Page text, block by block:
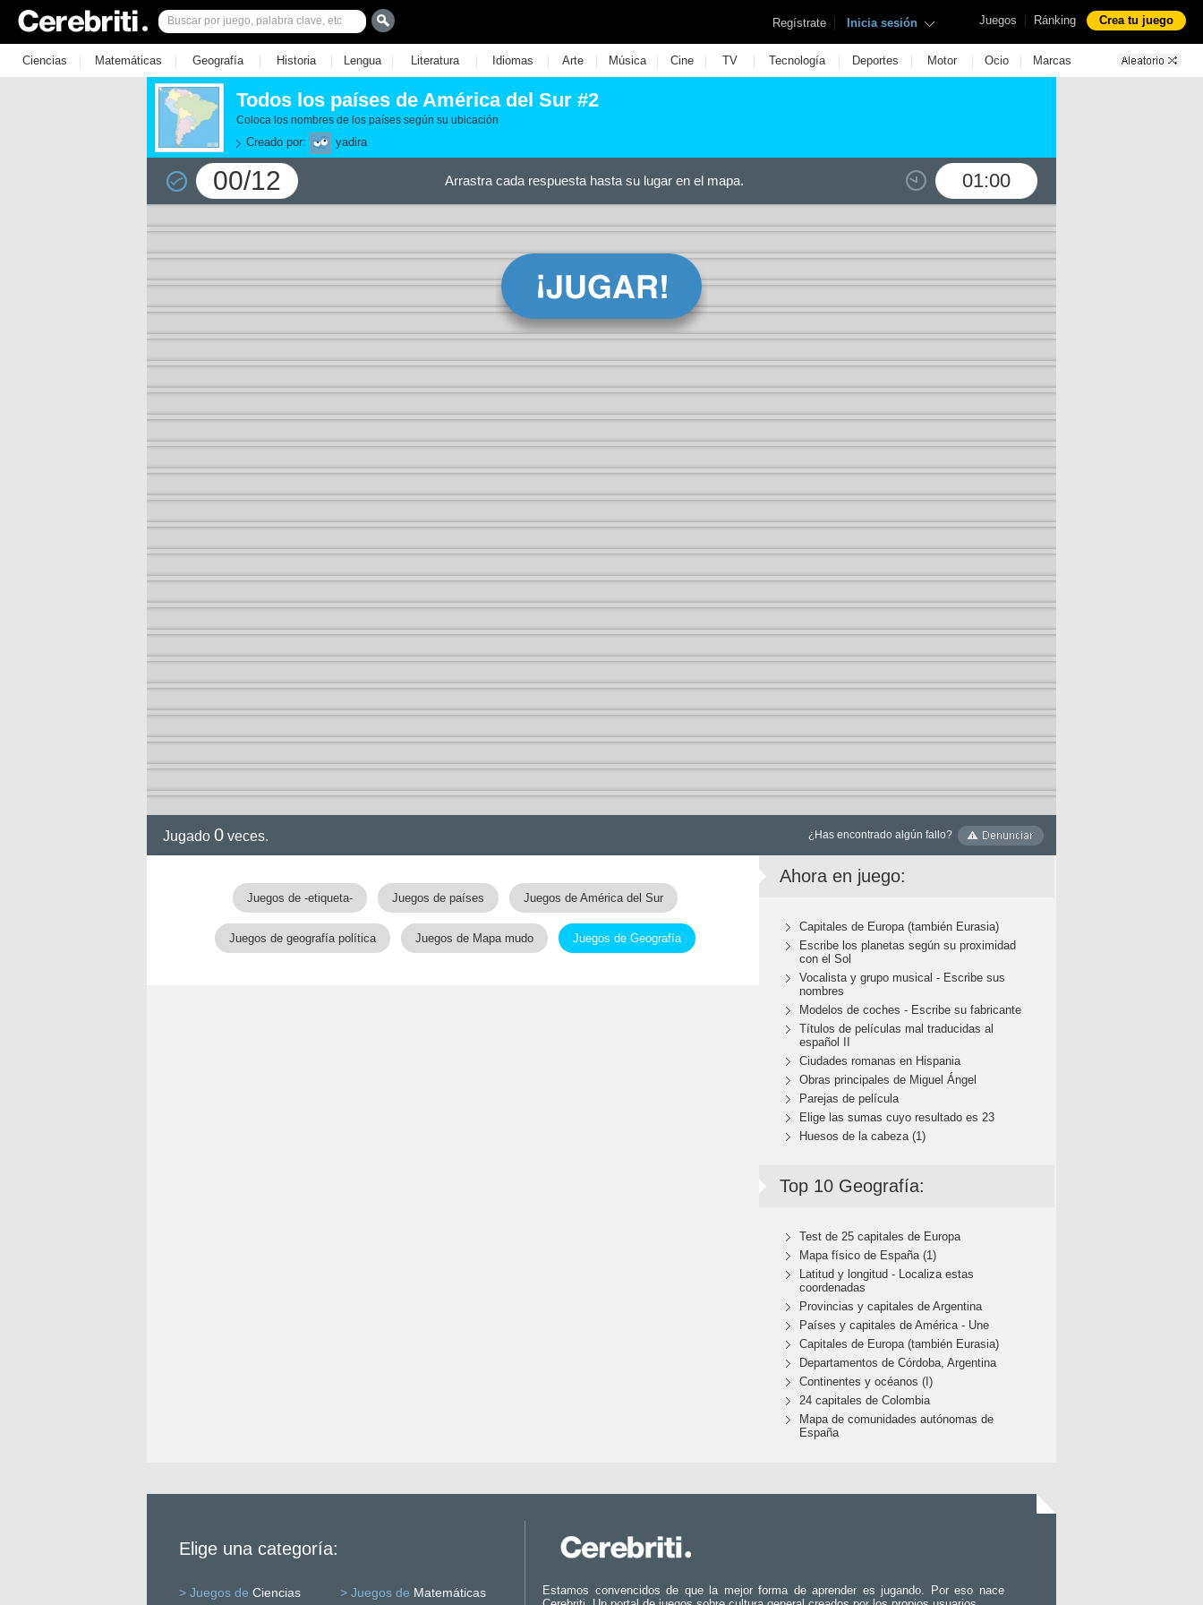
Juegos | Ránking Crea tu juego
Regístrate | Inicia sesión
Ciencias | Matemáticas | Geografía | Historia | Lengua | Literatura | Idiomas | Arte | Música | Cine | TV | Tecnología | Deportes | Motor | Ocio | Marcas
Todos los países de América del Sur #2
Coloca los nombres de los países según su ubicación
Creado por: yadira
00/12 01:00
Arrastra cada respuesta hasta su lugar en el mapa.
Jugado 0 veces. ¿Has encontrado algún fallo?
Juegos de -etiqueta- Juegos de países Juegos de América del Sur
Juegos de geografía política Juegos de Mapa mudo Juegos de Geografía
Ahora en juego:
Capitales de Europa (también Eurasia)
Escribe los planetas según su proximidad
con el Sol
Vocalista y grupo musical - Escribe sus
nombres
Modelos de coches - Escribe su fabricante
Títulos de películas mal traducidas al
español II
Ciudades romanas en Hispania
Obras principales de Miguel Ángel
Parejas de película
Elige las sumas cuyo resultado es 23
Huesos de la cabeza (1)
Top 10 Geografía:
Test de 25 capitales de Europa
Mapa físico de España (1)
Latitud y longitud - Localiza estas
coordenadas
Provincias y capitales de Argentina
Países y capitales de América - Une
Capitales de Europa (también Eurasia)
Departamentos de Córdoba, Argentina
Continentes y océanos (I)
24 capitales de Colombia
Mapa de comunidades autónomas de
España
Elige una categoría:
> Juegos de Ciencias > Juegos de Matemáticas
Estamos convencidos de que la mejor forma de aprender es jugando. Por eso nace